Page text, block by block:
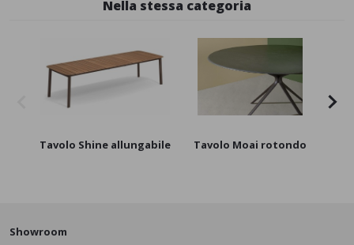
Nella stessa categoria
Tavolo Shine allungabile Tavolo Moai rotondo
Showroom